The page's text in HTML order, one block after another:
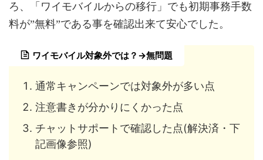
ろ、「ワイモバイルからの移行」でも初期事務手数
料が”無料”である事を確認出来て安心でした。
ワイモバイル対象外では？→無問題
通常キャンペーンでは対象外が多い点
注意書きが分かりにくかった点
チャットサポートで確認した点(解決済・下
記画像参照)